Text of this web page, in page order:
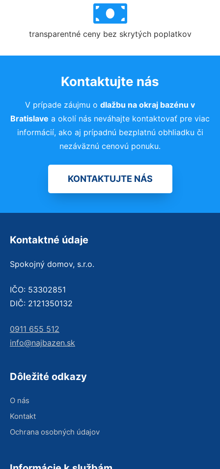
transparentné ceny bez skrytých poplatkov
Kontaktujte nás
V prípade záujmu o dlažbu na okraj bazénu v
Bratislave a okolí nás neváhajte kontaktovať pre viac
informácií, ako aj prípadnú bezplatnú obhliadku či
nezáväznú cenovú ponuku.
KONTAKTUJTE NÁS
Kontaktné údaje
Spokojný domov, s.r.o.
IČO: 53302851
DIČ: 2121350132
0911 655 512
info@najbazen.sk
Dôležité odkazy
O nás
Kontakt
Ochrana osobných údajov